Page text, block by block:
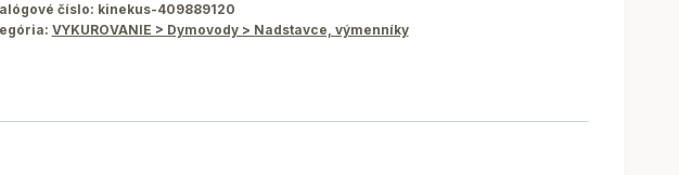
číslo: kinekus-409889120
VYKUROVANIE > Dymovody > Nadstavce, výmenníky